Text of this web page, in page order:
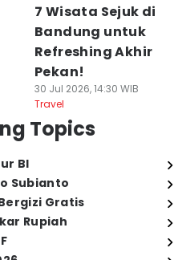
7 Wisata Sejuk di
Bandung untuk
Refreshing Akhir
Pekan!
30 Jul 2026, 14:30 WIB
Travel
Topics
BI
Subianto
Gratis
Rupiah